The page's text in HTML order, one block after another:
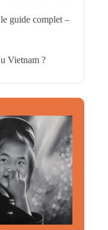
guide complet –
Vietnam ?